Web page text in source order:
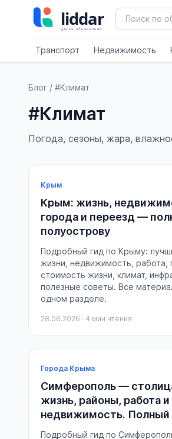
Транспорт Недвижимость
Блог / #Климат
#Климат
Погода, сезоны, жара,
Крым
Крым: жизнь,
города и переезд —
полуострову
Подробный гид по Крыму:
жизни, недвижимость, работа,
стоимость жизни, климат,
полезные советы. Все
одном разделе.
28.06.2026 · 4 мин чтения
Города Крыма
Симферополь —
жизнь, районы, работа и
недвижимость. Полный
Подробный гид по